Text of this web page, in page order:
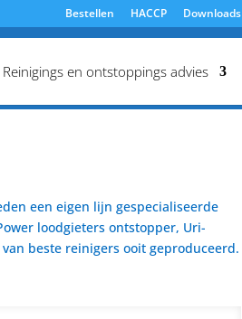
Bestellen HACCP Downloads
Reinigings en ontstoppings advies
een eigen lijn gespecialiseerde
loodgieters ontstopper, Uri-
beste reinigers ooit geproduceerd.